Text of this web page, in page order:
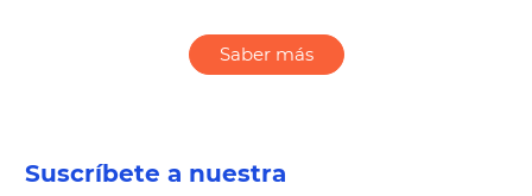
Saber más
Suscríbete a nuestra